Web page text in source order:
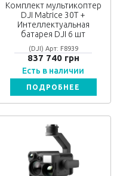
Комплект мультикоптер
DJI Matrice 30T +
Интеллектуальная
батарея DJI 6 шт
(DJI) Арт: F8939
837 740 грн
Есть в наличии
ПОДРОБНЕЕ